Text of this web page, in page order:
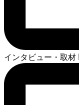
インタビュー・取材